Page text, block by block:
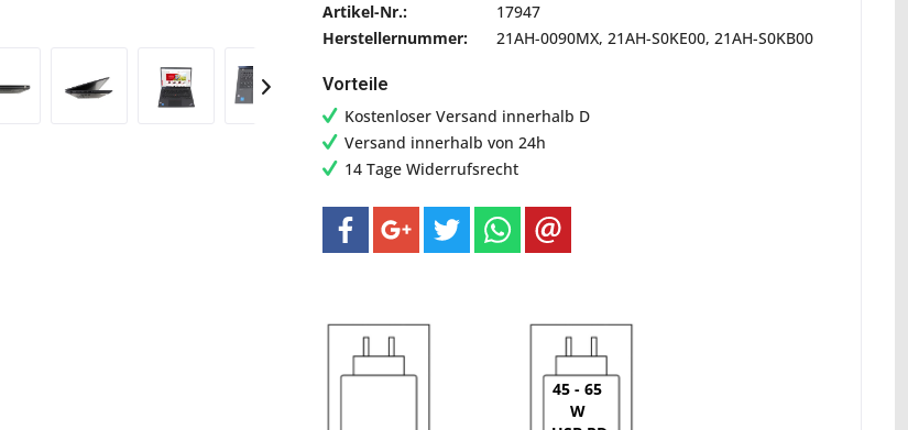
Artikel-Nr.:
17947
Herstellernummer:
21AH-0090MX, 21AH-S0KE00, 21AH-S0KB00
Vorteile
Kostenloser Versand innerhalb D
Versand innerhalb von 24h
14 Tage Widerrufsrecht
45 - 65
W